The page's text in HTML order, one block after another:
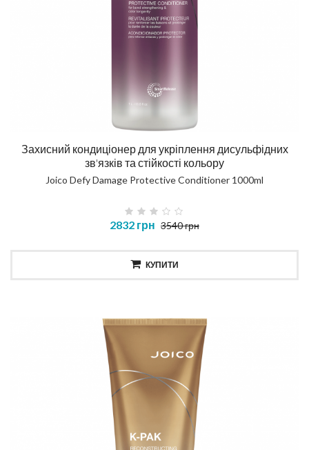
Захисний кондиціонер для укріплення дисульфідних
зв'язків та стійкості кольору
Joico Defy Damage Protective Conditioner 1000ml
2832 грн 3540 грн
КУПИТИ